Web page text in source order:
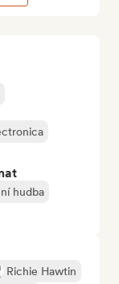
hudba
Richie Hawtin